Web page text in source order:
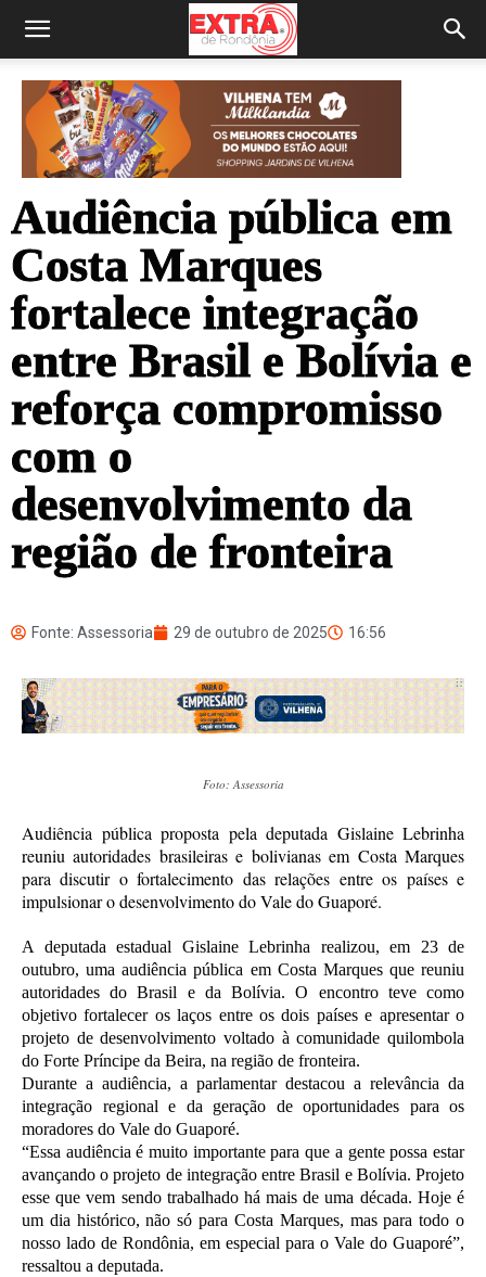
Audiência pública em
Costa Marques
fortalece integração
entre Brasil e Bolívia e
reforça compromisso
com o
desenvolvimento da
região de fronteira
Fonte: Assessoria 29 de outubro de 2025 16:56
Foto: Assessoria
Audiência pública proposta pela deputada Gislaine Lebrinha
reuniu autoridades brasileiras e bolivianas em Costa Marques
para discutir o fortalecimento das relações entre os países e
impulsionar o desenvolvimento do Vale do Guaporé.
A deputada estadual Gislaine Lebrinha realizou, em 23 de
outubro, uma audiência pública em Costa Marques que reuniu
autoridades do Brasil e da Bolívia. O encontro teve como
objetivo fortalecer os laços entre os dois países e apresentar o
projeto de desenvolvimento voltado à comunidade quilombola
do Forte Príncipe da Beira, na região de fronteira.
Durante a audiência, a parlamentar destacou a relevância da
integração regional e da geração de oportunidades para os
moradores do Vale do Guaporé.
“Essa audiência é muito importante para que a gente possa estar
avançando o projeto de integração entre Brasil e Bolívia. Projeto
esse que vem sendo trabalhado há mais de uma década. Hoje é
um dia histórico, não só para Costa Marques, mas para todo o
nosso lado de Rondônia, em especial para o Vale do Guaporé”,
ressaltou a deputada.